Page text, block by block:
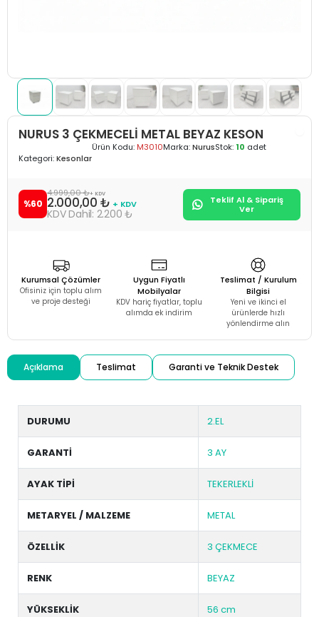
NURUS 3 ÇEKMECELİ METAL BEYAZ KESON
Kategori:Kesonlar
Ürün Kodu: M3010Marka:NurusStok: 10 adet
%60
4.999,00 ₺+ KDV
2.000,00 ₺ + KDV
2.200 ₺
Teklif Al & Sipariş
Ver
Kurumsal Çözümler
Ofisiniz için toplu alım
ve proje desteği
Uygun Fiyatlı
Mobilyalar
KDV hariç fiyatlar, toplu
alımda ek indirim
Teslimat / Kurulum
Bilgisi
Yeni ve ikinci el
ürünlerde hızlı
yönlendirme alın
Açıklama Teslimat Garanti ve Teknik Destek
DURUMU 2.EL
GARANTİ 3 AY
AYAK TİPİ TEKERLEKLİ
METARYEL / MALZEME METAL
ÖZELLİK 3 ÇEKMECE
RENK BEYAZ
YÜKSEKLİK 56 cm